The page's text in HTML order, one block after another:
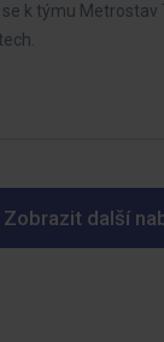
se k týmu Metrostav
Zobrazit další